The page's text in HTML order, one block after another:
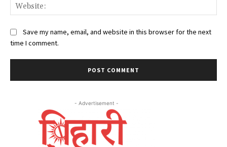
Save my name, email, and website in this browser for the next
time I comment.
- Advertisement -